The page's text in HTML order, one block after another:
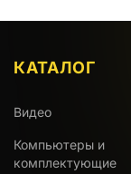
КАТАЛОГ
Видео
Компьютеры и
комплектующие